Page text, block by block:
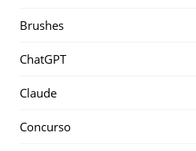
Brushes
ChatGPT
Claude
Concurso